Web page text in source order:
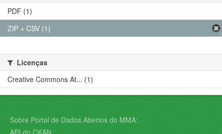
PDF (1)
ZIP + CSV (1)
Licenças
Creative Commons At... (1)
Sobre Portal de Dados Abertos do MMA:
API do CKAN